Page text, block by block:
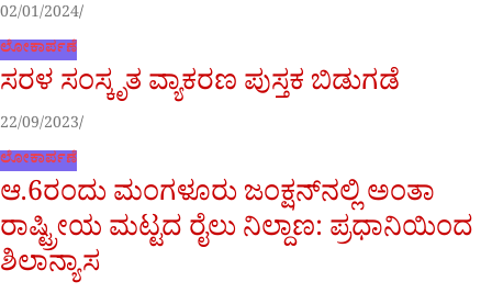
02/01/2024
ಲೋಕಾರ್ಪಣೆ
ಸರಳ ಸಂಸ್ಕೃತ ವ್ಯಾಕರಣ ಪುಸ್ತಕ ಬಿಡುಗಡೆ
22/09/2023
ಲೋಕಾರ್ಪಣೆ
ಆ.6ರಂದು ಮಂಗಳೂರು ಜಂಕ್ಷನ್‌ನಲ್ಲಿ ಅಂತಾ
ರಾಷ್ಟ್ರೀಯ ಮಟ್ಟದ ರೈಲು ನಿಲ್ದಾಣ: ಪ್ರಧಾನಿಯಿಂದ
ಶಿಲಾನ್ಯಾಸ